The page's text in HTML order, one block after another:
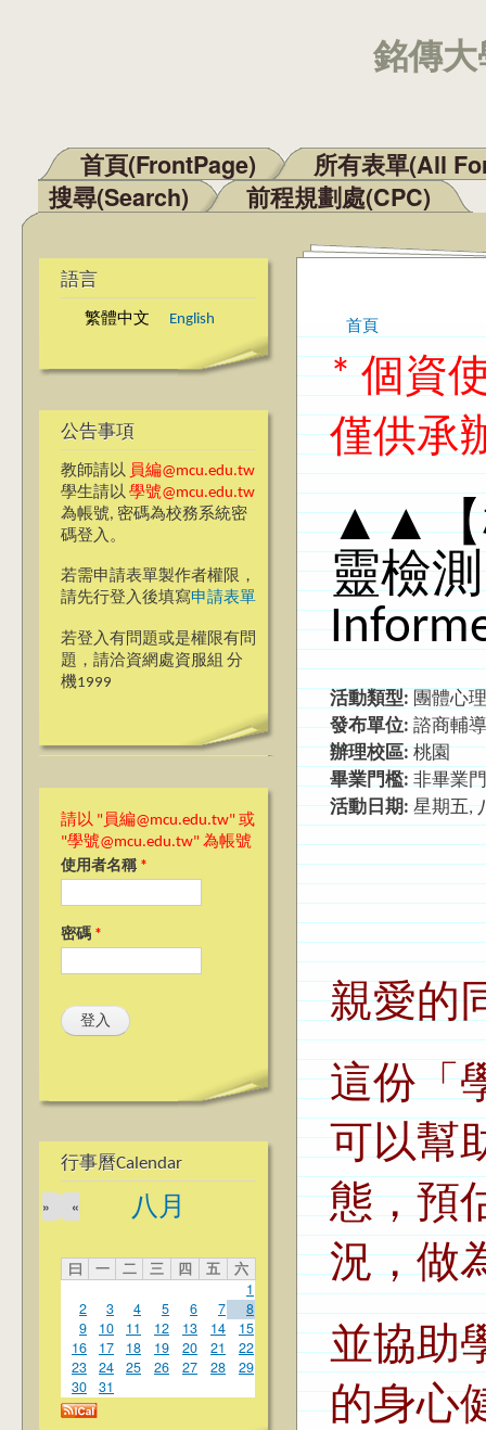
銘傳
主選單
首頁(FrontPage)
所有表單(All
搜尋(Search)
前程規劃處(CPC)
語言
繁體中文 English
公告事項
教師請以 員編@mcu.edu.tw
學生請以 學號@mcu.edu.tw
為帳號, 密碼為校務系統密
碼登入。
若需申請表單製作者權限，
請先行登入後填寫申請表單
若登入有問題或是權限有問
題，請洽資網處資服組 分
機1999
請以 "員編@mcu.edu.tw" 或
"學號@mcu.edu.tw" 為帳號
使用者名稱 *
密碼 *
行事曆Calendar
八月
«
»
曰 一 二 三 四 五
六
1
2
3 4 5 6 7
8
9
10 11 12 13 14
15
16
17 18 19 20 21
22
23
24 25 26 27 28
29
30
31
您在這裡
首頁
* 個資
僅供承
▲▲【
靈檢
活動類型: 團體心
發布單位:諮商輔
辦理校區:桃園
畢業門檻: 非畢業
活動日期:星期五,
親愛的
這份「
可以幫
態，預
況，做
並協助
的身心